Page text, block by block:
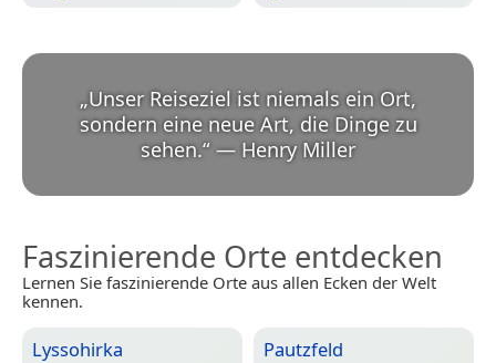
„Unser Reiseziel ist niemals ein Ort,
sondern eine neue Art, die Dinge zu
sehen.“ — Henry Miller
Faszinierende Orte entdecken
Lernen Sie faszinierende Orte aus allen Ecken der Welt
kennen.
Lyssohirka Pautzfeld